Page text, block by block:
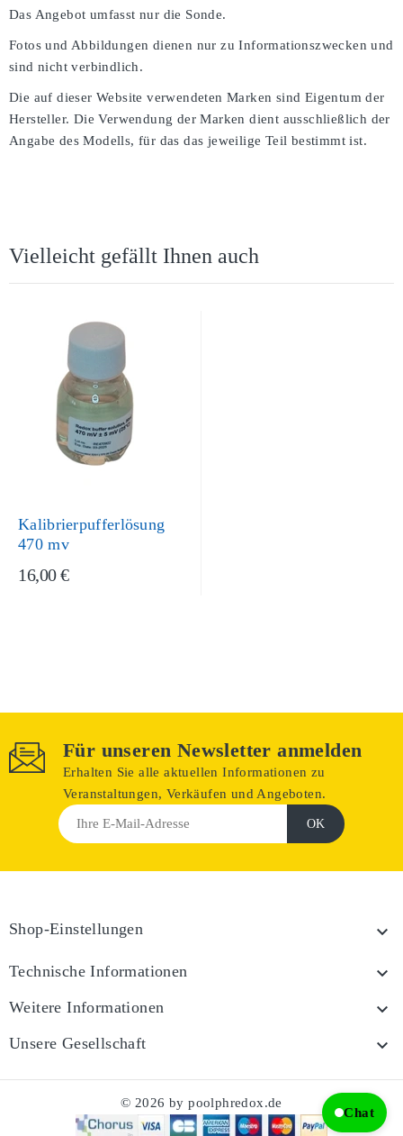
Das Angebot umfasst nur die Sonde.
Fotos und Abbildungen dienen nur zu Informationszwecken und
sind nicht verbindlich.
Die auf dieser Website verwendeten Marken sind Eigentum der
Hersteller. Die Verwendung der Marken dient ausschließlich der
Angabe des Modells, für das das jeweilige Teil bestimmt ist.
Vielleicht gefällt Ihnen auch
Kalibrierpufferlösung
470 mv
16,00 €
Für unseren Newsletter anmelden
Erhalten Sie alle aktuellen Informationen zu
Veranstaltungen, Verkäufen und Angeboten.
Shop-Einstellungen 
Technische Informationen 
Weitere Informationen 
Unsere Gesellschaft 
© 2026 by poolphredox.de
Chat